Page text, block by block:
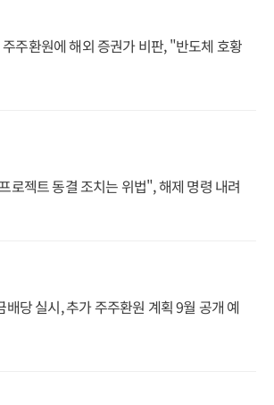
주환원에 해외 증권가 비판, "반도체 호황
로젝트 동결 조치는 위법", 해제 명령 내려
당 실시, 추가 주주환원 계획 9월 공개 예